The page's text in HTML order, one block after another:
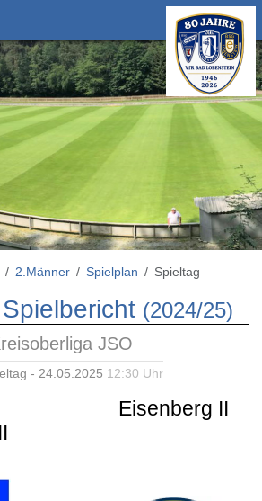
2.Männer Spielplan Spieltag
Spielbericht (2024/25)
JSO
- 24.05.2025 12:30 Uhr
Eisenberg II